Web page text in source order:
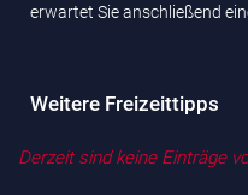
erwartet Sie anschließend
Weitere Freizeittipps
Derzeit sind keine Einträge